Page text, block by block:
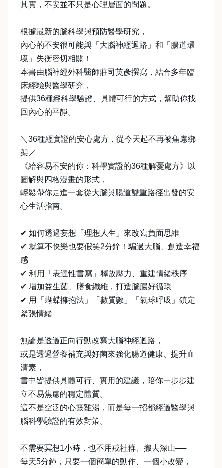
其實，不安並不只是心理層面的問題。
根據最新的腦科學與預防醫學研究，
內心的不安很可能與「大腦神經迴路」和「腸道環
境」失衡密切相關！
本書由腦神經外科醫師莊司英彥撰寫，結合多年臨
床經驗與醫學研究，
提供36種經科學驗證、具體可行的方式，幫助你找
回內心的平靜。
＼36種經實證的安心處方，從今天起不再被焦慮綁
架／
《給容易不安的你：科學實證的36種解憂處方》以
圖解與四格漫畫的形式，
輕鬆帶你走進一套從大腦與腸道雙重路徑出發的安
心生活指南。
✔ 如何透過妄想「理想人生」來改寫負面思維
✔ 就算不快樂也要假笑2分鐘！騙過大腦、創造幸福
感
✔ 利用「表達性書寫」釋放壓力、重建情緒秩序
✔ 增加益生菌、膳食纖維，打造腦腸好循環
✔ 用「蝴蝶擁抱法」「數質數」「氣球呼吸」鎮定
緊張情緒
無論是透過正向行動改寫大腦神經迴路，
或是透過營養補充與好菌來強化腸道健康、提升血
清素，
書中皆提供具體可行、實用的建議，陪你一步步建
立不易焦慮的穩定體質。
這不是空泛的心靈雞湯，而是每一招都經過醫學與
腦科學驗證的有效對策。
不需要冥想1小時，也不用戒社群、搬去深山──
每天5分鐘，只要一個簡單的動作、一個小改變，